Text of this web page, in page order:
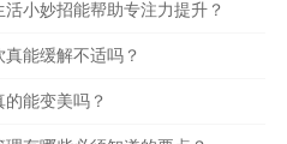
小妙招能帮助专注力提升？
能缓解不适吗？
能变美吗？